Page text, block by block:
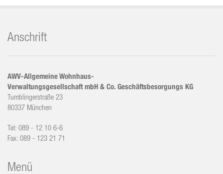
Anschrift
AWV-Allgemeine Wohnhaus-
Verwaltungsgesellschaft mbH & Co. Geschäftsbesorgungs KG
Tumblingerstraße 23
80337 München
Tel: 089 - 12 10 6-6
Fax: 089 - 123 21 71
Menü